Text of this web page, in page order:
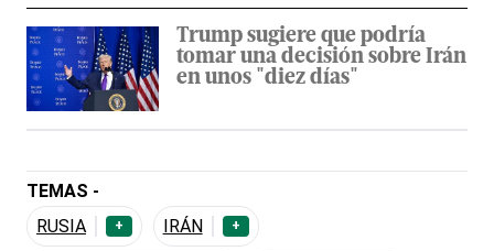
Trump sugiere que podría
tomar una decisión sobre Irán
en unos "diez días"
TEMAS -
RUSIA
+ IRÁN +